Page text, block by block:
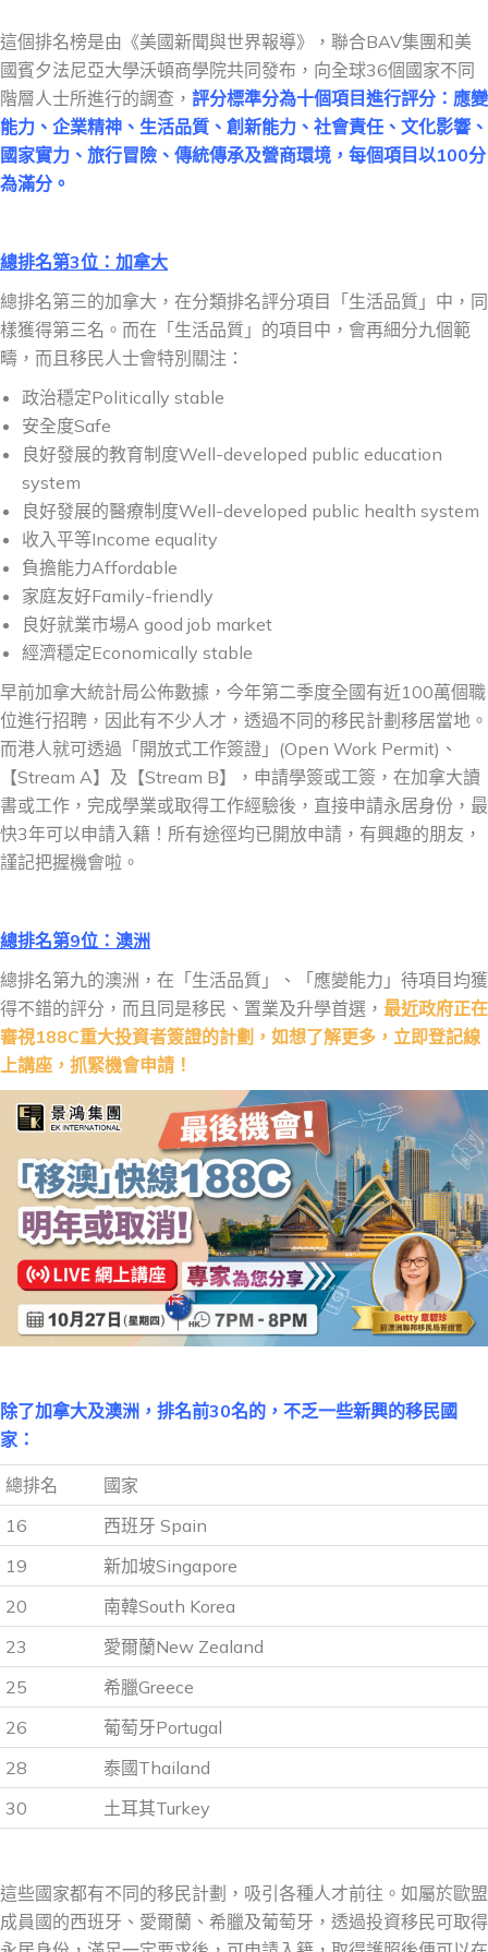
這個排名榜是由《美國新聞與世界報導》，聯合BAV集團和美
國賓夕法尼亞大學沃頓商學院共同發布，向全球36個國家不同
階層人士所進行的調查， 評分標準分為十個項目進行評分：應變
能力、企業精神、生活品質、創新能力、社會責任、文化影響、
國家實力、旅行冒險、傳統傳承及營商環境，每個項目以100分
為滿分。
總排名第3位：加拿大
總排名第三的加拿大，在分類排名評分項目「生活品質」中，同
樣獲得第三名。而在「生活品質」的項目中，會再細分九個範
疇，而且移民人士會特別關注：
政治穩定Politically stable
安全度Safe
良好發展的教育制度Well-developed public education
system
良好發展的醫療制度Well-developed public health system
收入平等Income equality
負擔能力Affordable
家庭友好Family-friendly
良好就業市場A good job market
經濟穩定Economically stable
早前加拿大統計局公佈數據，今年第二季度全國有近100萬個職
位進行招聘，因此有不少人才，透過不同的移民計劃移居當地。
而港人就可透過「開放式工作簽證」(Open Work Permit)、
【Stream A】及【Stream B】，申請學簽或工簽，在加拿大讀
書或工作，完成學業或取得工作經驗後，直接申請永居身份，最
快3年可以申請入籍！所有途徑均已開放申請，有興趣的朋友，
謹記把握機會啦。
總排名第9位：澳洲
總排名第九的澳洲，在「生活品質」、「應變能力」待項目均獲
得不錯的評分，而且同是移民、置業及升學首選， 最近政府正在
審視188C重大投資者簽證的計劃，如想了解更多，立即登記線
上講座，抓緊機會申請！
除了加拿大及澳洲，排名前30名的，不乏一些新興的移民國
家：
總排名
國家
16
西班牙 Spain
19
新加坡Singapore
20
南韓South Korea
23
愛爾蘭New Zealand
25
希臘Greece
26
葡萄牙Portugal
28
泰國Thailand
30
土耳其Turkey
這些國家都有不同的移民計劃，吸引各種人才前往。如屬於歐盟
成員國的西班牙、愛爾蘭、希臘及葡萄牙，透過投資移民可取得